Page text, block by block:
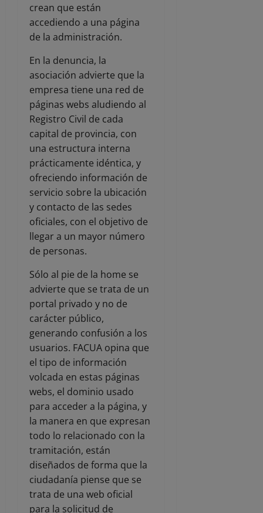
crean que están
accediendo a una página
de la administración.
En la denuncia, la
asociación advierte que la
empresa tiene una red de
páginas webs aludiendo al
Registro Civil de cada
capital de provincia, con
una estructura interna
prácticamente idéntica, y
ofreciendo información de
servicio sobre la ubicación
y contacto de las sedes
oficiales, con el objetivo de
llegar a un mayor número
de personas.
Sólo al pie de la home se
advierte que se trata de un
portal privado y no de
carácter público,
generando confusión a los
usuarios. FACUA opina que
el tipo de información
volcada en estas páginas
webs, el dominio usado
para acceder a la página, y
la manera en que expresan
todo lo relacionado con la
tramitación, están
diseñados de forma que la
ciudadanía piense que se
trata de una web oficial
para la solicitud de